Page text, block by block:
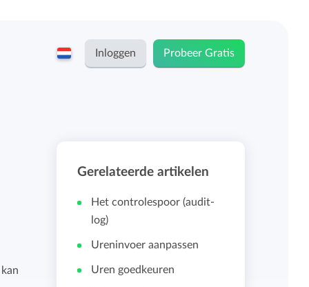
ZZP-ers en zelfstandigen
Stichtingen en non-profit
Persoonlijk urendashboard
Inloggen Probeer Gratis
Gerelateerde artikelen
Het controlespoor (audit-
log)
Ureninvoer aanpassen
Uren goedkeuren